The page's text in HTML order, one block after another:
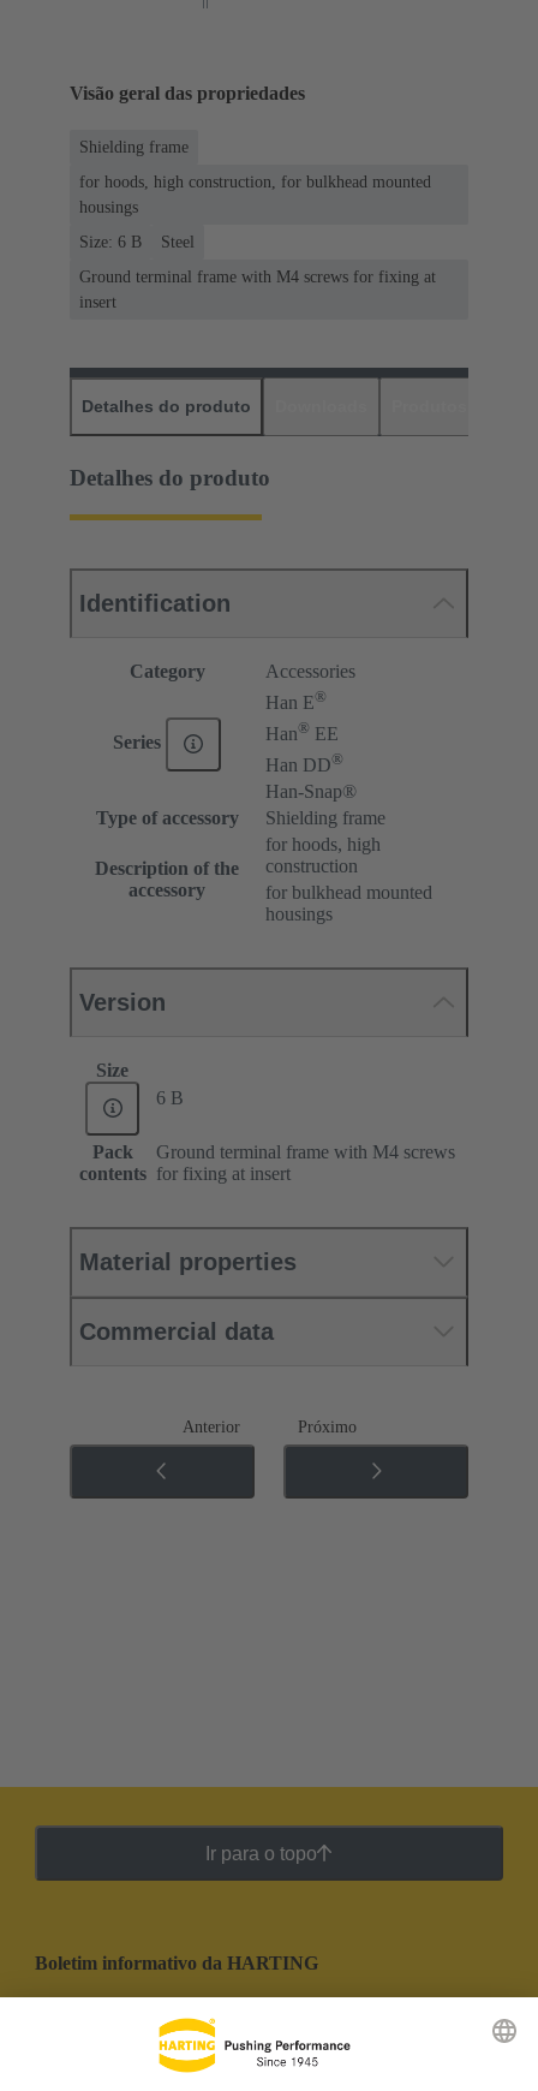
Visão geral das propriedades
Shielding frame
for hoods, high construction, for bulkhead mounted
housings
Size: 6 B
Steel
Ground terminal frame with M4 screws for fixing at
insert
Detalhes do produto
Detalhes do produto
Identification
Category Accessories
Series
Han E®
Han® EE
Han DD®
Han-Snap®
Type of accessory
Shielding frame
Description of the
accessory
for hoods, high
construction
for bulkhead mounted
housings
Version
Size
6 B
Pack
contents
Ground terminal frame with M4 screws
for fixing at insert
Material properties
Commercial data
Anterior Próximo
Ir para o topo
Boletim informativo da HARTING